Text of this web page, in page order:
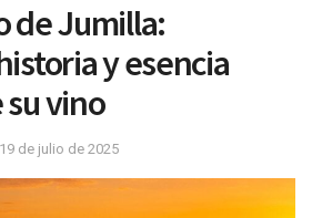
de Jumilla:
y esencia
vino
19 de julio de 2025